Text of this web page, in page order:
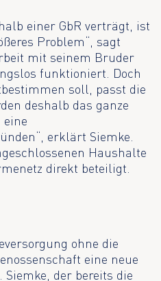
einer GbR verträgt, ist
Problem“, sagt
mit seinem Bruder
funktioniert. Doch
soll, passt die
deshalb das ganze
erklärt Siemke.
Haushalte
direkt beteiligt.
ohne die
eine neue
der bereits die